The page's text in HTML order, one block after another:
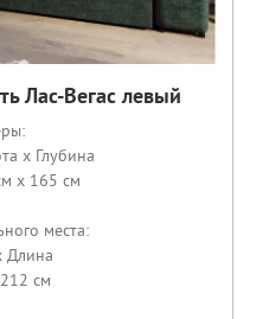
Лас-Вегас левый
x Глубина
x 165 см
места:
Длина
см